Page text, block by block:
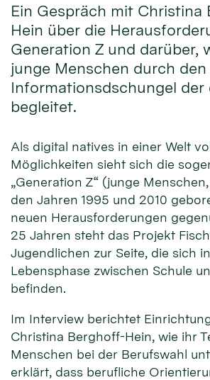
Ein Gespräch mit Christina
Hein über die
Generation Z und darüber,
junge Menschen durch den
Informationsdschungel der
begleitet.
Als digital natives in einer Welt
Möglichkeiten sieht sich die
„Generation Z“ (junge
den Jahren 1995 und 2010
neuen Herausforderungen
25 Jahren steht das Projekt
Jugendlichen zur Seite, die sich
Lebensphase zwischen Schule
befinden.
Im Interview berichtet
Christina Berghoff-Hein, wie ihr
Menschen bei der Berufswahl
erklärt, dass berufliche